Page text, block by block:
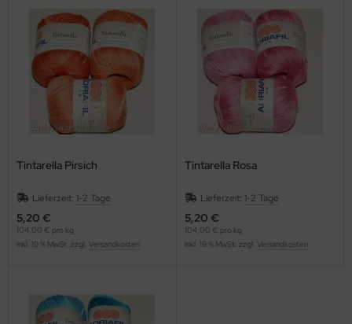
Tintarella Pirsich
Lieferzeit: 1-2 Tage
5,20 €
104,00 € pro kg
inkl. 19 % MwSt. zzgl. Versandkosten
Tintarella Rosa
Lieferzeit: 1-2 Tage
5,20 €
104,00 € pro kg
inkl. 19 % MwSt. zzgl. Versandkosten